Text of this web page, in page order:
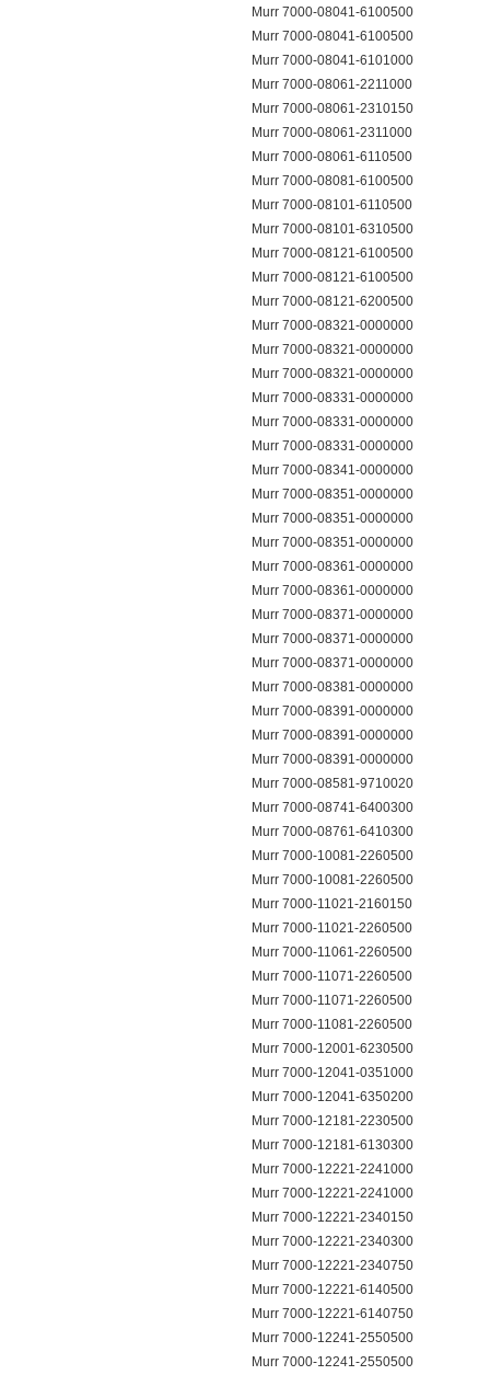
Murr 7000-08041-6100500
Murr 7000-08041-6100500
Murr 7000-08041-6101000
Murr 7000-08061-2211000
Murr 7000-08061-2310150
Murr 7000-08061-2311000
Murr 7000-08061-6110500
Murr 7000-08081-6100500
Murr 7000-08101-6110500
Murr 7000-08101-6310500
Murr 7000-08121-6100500
Murr 7000-08121-6100500
Murr 7000-08121-6200500
Murr 7000-08321-0000000
Murr 7000-08321-0000000
Murr 7000-08321-0000000
Murr 7000-08331-0000000
Murr 7000-08331-0000000
Murr 7000-08331-0000000
Murr 7000-08341-0000000
Murr 7000-08351-0000000
Murr 7000-08351-0000000
Murr 7000-08351-0000000
Murr 7000-08361-0000000
Murr 7000-08361-0000000
Murr 7000-08371-0000000
Murr 7000-08371-0000000
Murr 7000-08371-0000000
Murr 7000-08381-0000000
Murr 7000-08391-0000000
Murr 7000-08391-0000000
Murr 7000-08391-0000000
Murr 7000-08581-9710020
Murr 7000-08741-6400300
Murr 7000-08761-6410300
Murr 7000-10081-2260500
Murr 7000-10081-2260500
Murr 7000-11021-2160150
Murr 7000-11021-2260500
Murr 7000-11061-2260500
Murr 7000-11071-2260500
Murr 7000-11071-2260500
Murr 7000-11081-2260500
Murr 7000-12001-6230500
Murr 7000-12041-0351000
Murr 7000-12041-6350200
Murr 7000-12181-2230500
Murr 7000-12181-6130300
Murr 7000-12221-2241000
Murr 7000-12221-2241000
Murr 7000-12221-2340150
Murr 7000-12221-2340300
Murr 7000-12221-2340750
Murr 7000-12221-6140500
Murr 7000-12221-6140750
Murr 7000-12241-2550500
Murr 7000-12241-2550500